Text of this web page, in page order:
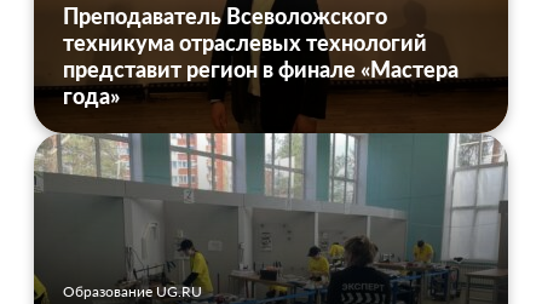
Преподаватель Всеволожского
техникума отраслевых технологий
представит регион в финале «Мастера
года»
Образование UG.RU